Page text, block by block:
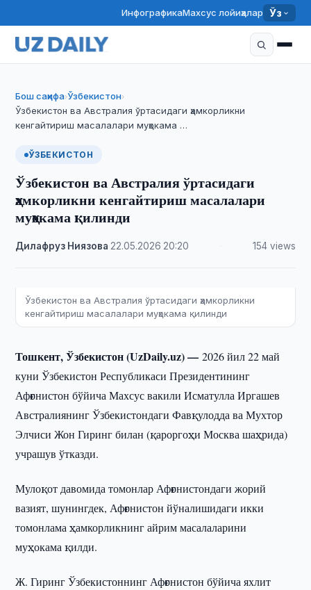
ИнфографикаМахсус лойиҳалар Ўз
Бош саҳифа›Ўзбекистон›
Ўзбекистон ва Австралия ўртасидаги ҳамкорликни
кенгайтириш масалалари муҳокама …
ЎЗБЕКИСТОН
Ўзбекистон ва Австралия ўртасидаги
ҳамкорликни кенгайтириш масалалари
муҳокама қилинди
Дилафруз Ниязова 22.05.2026 20:20 154 views
Ўзбекистон ва Австралия ўртасидаги ҳамкорликни
кенгайтириш масалалари муҳокама қилинди
Тошкент, Ўзбекистон (UzDaily.uz) —2026 йил 22 май
куни Ўзбекистон Республикаси Президентининг
Афғонистон бўйича Махсус вакили Исматулла Иргашев
Австралиянинг Ўзбекистондаги Фавқулодда ва Мухтор
Элчиси Жон Гиринг билан (қароргоҳи Москва шаҳрида)
учрашув ўтказди.
Мулоқот давомида томонлар Афғонистондаги жорий
вазият, шунингдек, Афғонистон йўналишидаги икки
томонлама ҳамкорликнинг айрим масалаларини
муҳокама қилди.
Ж. Гиринг Ўзбекистоннинг Афғонистон бўйича яхлит